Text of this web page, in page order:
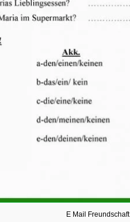
E Mail Freundschaft